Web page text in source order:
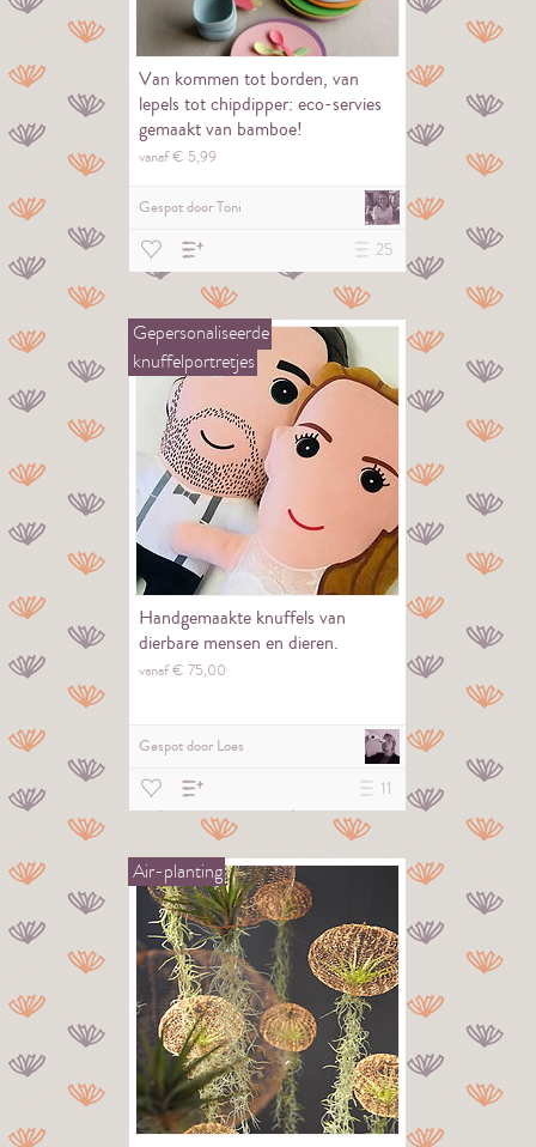
Van kommen tot borden, van
lepels tot chipdipper: eco-servies
gemaakt van bamboe!
vanaf € 5,99
Gespot doorToni
25
Gepersonaliseerde
knuffelportretjes
Handgemaakte knuffels van
dierbare mensen en dieren.
vanaf €75,00
Gespot door Loes
11
Air-planting